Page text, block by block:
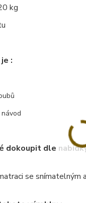
kg
:
dokoupit dle
se snímatelným